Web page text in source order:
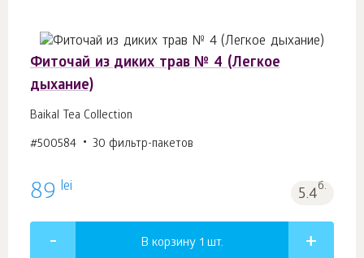
Фиточай из диких трав № 4 (Легкое
дыхание)
Baikal Tea Collection
#500584 30 фильтр-пакетов
89 lei 5.4б.
В корзину 1 шт.